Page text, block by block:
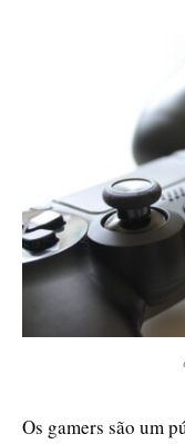
Os gamers são um